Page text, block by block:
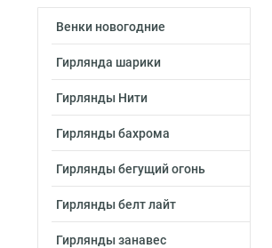
Венки новогодние
Гирлянда шарики
Гирлянды Нити
Гирлянды бахрома
Гирлянды бегущий огонь
Гирлянды белт лайт
Гирлянды занавес